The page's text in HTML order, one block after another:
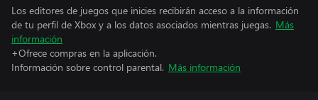
Los editores de juegos que inicies recibirán acceso a la información
de tu perfil de Xbox y a los datos asociados mientras juegas. Más
información
+Ofrece compras en la aplicación.
Información sobre control parental. Más información